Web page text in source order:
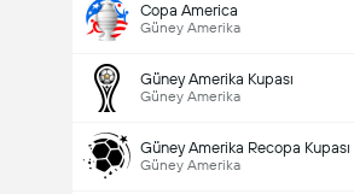
Copa America
Güney Amerika
Güney Amerika Kupası
Güney Amerika
Güney Amerika Recopa Kupası
Güney Amerika